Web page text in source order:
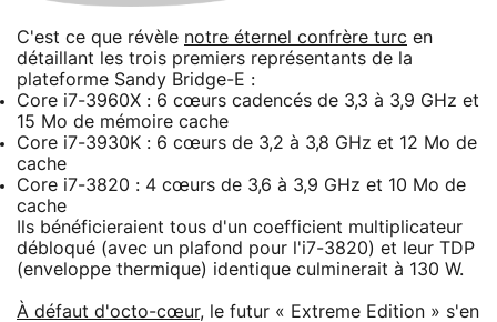
C'est ce que révèle notre éternel confrère turc en
détaillant les trois premiers représentants de la
plateforme Sandy Bridge-E :
Core i7-3960X : 6 cœurs cadencés de 3,3 à 3,9 GHz et
15 Mo de mémoire cache
Core i7-3930K : 6 cœurs de 3,2 à 3,8 GHz et 12 Mo de
cache
Core i7-3820 : 4 cœurs de 3,6 à 3,9 GHz et 10 Mo de
cache
Ils bénéficieraient tous d'un coefficient multiplicateur
débloqué (avec un plafond pour l'i7-3820) et leur TDP
(enveloppe thermique) identique culminerait à 130 W.
À défaut d'octo-cœur, le futur « Extreme Edition » s'en